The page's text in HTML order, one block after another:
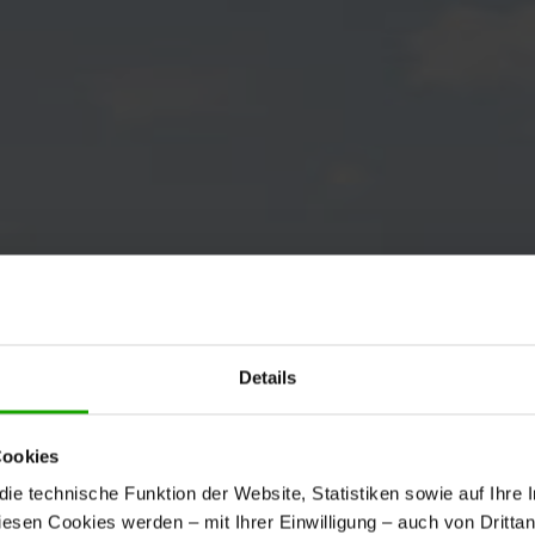
Details
technische Funktion der Website, Statistiken sowie auf Ihre
Cookies werden – mit Ihrer Einwilligung – auch von